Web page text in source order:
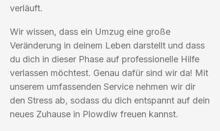
verläuft.
Wir wissen, dass ein Umzug eine große
Veränderung in deinem Leben darstellt und dass
du dich in dieser Phase auf professionelle Hilfe
verlassen möchtest. Genau dafür sind wir da! Mit
unserem umfassenden Service nehmen wir dir
den Stress ab, sodass du dich entspannt auf dein
neues Zuhause in Plowdiw freuen kannst.